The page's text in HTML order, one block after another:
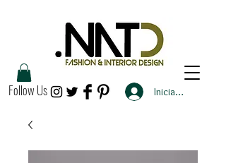
Follow Us Iniciar sesión